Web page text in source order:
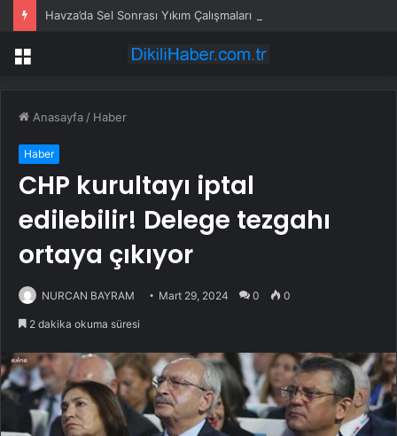
Havza’da Sel Sonrası Yıkım Çalışmaları Sürüyor
Menü
Anasayfa / Haber
Haber
CHP kurultayı iptal
edilebilir! Delege tezgahı
ortaya çıkıyor
NURCAN BAYRAM Mart 29, 2024 0 0
2 dakika okuma süresi